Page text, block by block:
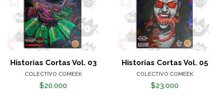
Historias Cortas Vol. 03
COLECTIVO COMEEK
$20.000
Historias Cortas Vol. 05
COLECTIVO COMEEK
$23.000